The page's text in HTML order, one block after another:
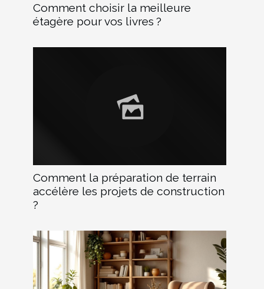
Comment choisir la meilleure
étagère pour vos livres ?
Comment la préparation de terrain
accélère les projets de construction
?